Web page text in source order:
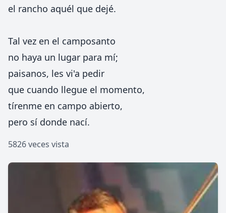
el rancho aquél que dejé.
Tal vez en el camposanto
no haya un lugar para mí;
paisanos, les vi'a pedir
que cuando llegue el momento,
tírenme en campo abierto,
pero sí donde nací.
5826 veces vista